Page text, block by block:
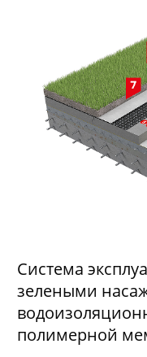
Система
зелеными
полимерной